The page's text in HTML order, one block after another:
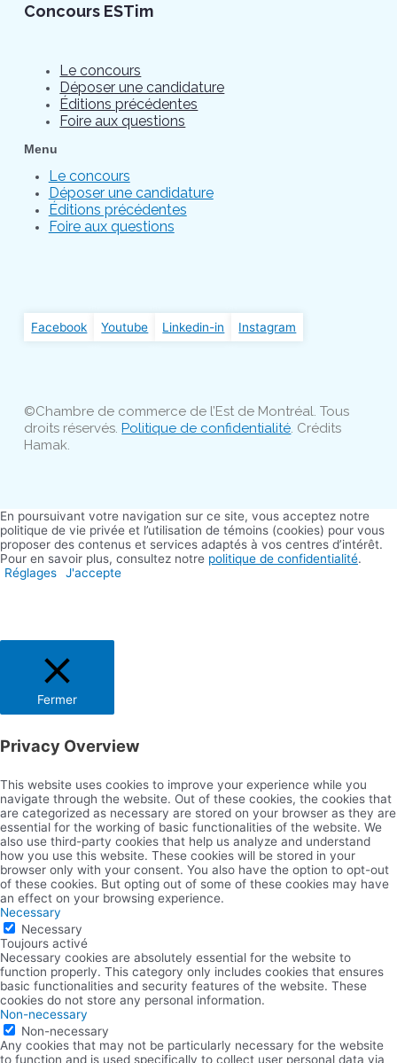
Concours ESTim
Le concours
Déposer une candidature
Éditions précédentes
Foire aux questions
Menu
Le concours
Déposer une candidature
Éditions précédentes
Foire aux questions
Facebook Youtube Linkedin-in Instagram
©Chambre de commerce de l’Est de Montréal. Tous
droits réservés.Politique de confidentialité. Crédits
Hamak.
En poursuivant votre navigation sur ce site, vous acceptez notre
politique de vie privée et l’utilisation de témoins (cookies) pour vous
proposer des contenus et services adaptés à vos centres d’intérêt.
Pour en savoir plus, consultez notre politique de confidentialité.
Réglages
J'accepte
Fermer
Privacy Overview
This website uses cookies to improve your experience while you
navigate through the website. Out of these cookies, the cookies that
are categorized as necessary are stored on your browser as they are
essential for the working of basic functionalities of the website. We
also use third-party cookies that help us analyze and understand
how you use this website. These cookies will be stored in your
browser only with your consent. You also have the option to opt-out
of these cookies. But opting out of some of these cookies may have
an effect on your browsing experience.
Necessary
Necessary
Toujours activé
Necessary cookies are absolutely essential for the website to
function properly. This category only includes cookies that ensures
basic functionalities and security features of the website. These
cookies do not store any personal information.
Non-necessary
Non-necessary
Any cookies that may not be particularly necessary for the website
to function and is used specifically to collect user personal data via